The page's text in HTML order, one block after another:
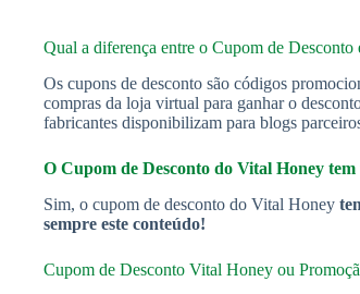
Qual a diferença entre o Cupom de
Os cupons de desconto são códigos
compras da loja virtual para ganhar o
fabricantes disponibilizam para blogs
O Cupom de Desconto do Vital Honey tem
Sim, o cupom de desconto do Vital Honey
sempre este conteúdo!
Cupom de Desconto Vital Honey ou